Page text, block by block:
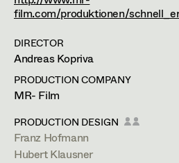
Art Department
Costume
Retired Members
Honorary Members
Rudolf Hummel
Elisabeth Klobassa
Christian Kranfuss
Heidi Melinc
Elisabeth Klobassa
Retired Members
Landskrongasse 5/14,
m +43 664 357 36 77,
film.com/produktionen/
DIRECTOR
Andreas Kopriva
PRODUCTION COMPANY
MR- Film
PRODUCTION DESIGN
Franz Hofmann
Hubert Klausner